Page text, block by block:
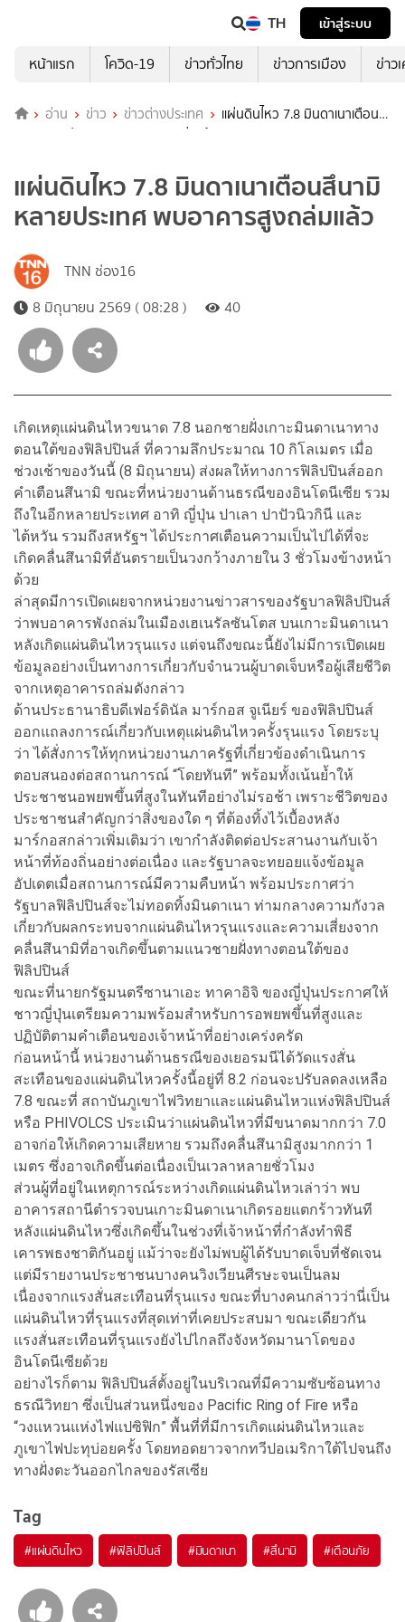
TH
เข้าสู่ระบบ
หน้าแรก
โควิด-19 ข่าวทั่วไทย ข่าวการเมือง ข่าว
อ่าน ข่าว ข่าวต่างประเทศ
แผ่นดินไหว 7.8 มินดาเนาเตือนสึ
นามิหลายประเทศ พบอาคารสูงถล่มแล้ว
แผ่นดินไหว 7.8 มินดาเนาเตือนสึนามิ
หลายประเทศ พบอาคารสูงถล่มแล้ว
TNN ช่อง16
8 มิถุนายน 2569 ( 08:28 )
40
เกิดเหตุแผ่นดินไหวขนาด 7.8 นอกชายฝั่งเกาะมินดาเนาทาง
ตอนใต้ของฟิลิปปินส์ ที่ความลึกประมาณ 10 กิโลเมตร เมื่อ
ช่วงเช้าของวันนี้ (8 มิถุนายน) ส่งผลให้ทางการฟิลิปปินส์ออก
คำเตือนสึนามิ ขณะที่หน่วยงานด้านธรณีของอินโดนีเซีย รวม
ถึงในอีกหลายประเทศ อาทิ ญี่ปุ่น ปาเลา ปาปัวนิวกินี และ
ไต้หวัน รวมถึงสหรัฐฯ ได้ประกาศเตือนความเป็นไปได้ที่จะ
เกิดคลื่นสึนามิที่อันตรายเป็นวงกว้างภายใน 3 ชั่วโมงข้างหน้า
ด้วย
ล่าสุดมีการเปิดเผยจากหน่วยงานข่าวสารของรัฐบาลฟิลิปปินส์
ว่าพบอาคารพังถล่มในเมืองเฮเนรัลซันโตส บนเกาะมินดาเนา
หลังเกิดแผ่นดินไหวรุนแรง แต่จนถึงขณะนี้ยังไม่มีการเปิดเผย
ข้อมูลอย่างเป็นทางการเกี่ยวกับจำนวนผู้บาดเจ็บหรือผู้เสียชีวิต
จากเหตุอาคารถล่มดังกล่าว
ด้านประธานาธิบดีเฟอร์ดินัล มาร์กอส จูเนียร์ ของฟิลิปปินส์
ออกแถลงการณ์เกี่ยวกับเหตุแผ่นดินไหวครั้งรุนแรง โดยระบุ
ว่า ได้สั่งการให้ทุกหน่วยงานภาครัฐที่เกี่ยวข้องดำเนินการ
ตอบสนองต่อสถานการณ์ “โดยทันที” พร้อมทั้งเน้นย้ำให้
ประชาชนอพยพขึ้นที่สูงในทันทีอย่างไม่รอช้า เพราะชีวิตของ
ประชาชนสำคัญกว่าสิ่งของใด ๆ ที่ต้องทิ้งไว้เบื้องหลัง
มาร์กอสกล่าวเพิ่มเติมว่า เขากำลังติดต่อประสานงานกับเจ้า
หน้าที่ท้องถิ่นอย่างต่อเนื่อง และรัฐบาลจะทยอยแจ้งข้อมูล
อัปเดตเมื่อสถานการณ์มีความคืบหน้า พร้อมประกาศว่า
รัฐบาลฟิลิปปินส์จะไม่ทอดทิ้งมินดาเนา ท่ามกลางความกังวล
เกี่ยวกับผลกระทบจากแผ่นดินไหวรุนแรงและความเสี่ยงจาก
คลื่นสึนามิที่อาจเกิดขึ้นตามแนวชายฝั่งทางตอนใต้ของ
ฟิลิปปินส์
ขณะที่นายกรัฐมนตรีซานาเอะ ทาคาอิจิ ของญี่ปุ่นประกาศให้
ชาวญี่ปุ่นเตรียมความพร้อมสำหรับการอพยพขึ้นที่สูงและ
ปฏิบัติตามคำเตือนของเจ้าหน้าที่อย่างเคร่งครัด
ก่อนหน้านี้ หน่วยงานด้านธรณีของเยอรมนีได้วัดแรงสั่น
สะเทือนของแผ่นดินไหวครั้งนี้อยู่ที่ 8.2 ก่อนจะปรับลดลงเหลือ
7.8 ขณะที่ สถาบันภูเขาไฟวิทยาและแผ่นดินไหวแห่งฟิลิปปินส์
หรือ PHIVOLCS ประเมินว่าแผ่นดินไหวที่มีขนาดมากกว่า 7.0
อาจก่อให้เกิดความเสียหาย รวมถึงคลื่นสึนามิสูงมากกว่า 1
เมตร ซึ่งอาจเกิดขึ้นต่อเนื่องเป็นเวลาหลายชั่วโมง
ส่วนผู้ที่อยู่ในเหตุการณ์ระหว่างเกิดแผ่นดินไหวเล่าว่า พบ
อาคารสถานีตำรวจบนเกาะมินดาเนาเกิดรอยแตกร้าวทันที
หลังแผ่นดินไหวซึ่งเกิดขึ้นในช่วงที่เจ้าหน้าที่กำลังทำพิธี
เคารพธงชาติกันอยู่ แม้ว่าจะยังไม่พบผู้ได้รับบาดเจ็บที่ชัดเจน
แต่มีรายงานประชาชนบางคนวิงเวียนศีรษะจนเป็นลม
เนื่องจากแรงสั่นสะเทือนที่รุนแรง ขณะที่บางคนกล่าวว่านี่เป็น
แผ่นดินไหวที่รุนแรงที่สุดเท่าที่เคยประสบมา ขณะเดียวกัน
แรงสั่นสะเทือนที่รุนแรงยังไปไกลถึงจังหวัดมานาโดของ
อินโดนีเซียด้วย
อย่างไรก็ตาม ฟิลิปปินส์ตั้งอยู่ในบริเวณที่มีความซับซ้อนทาง
ธรณีวิทยา ซึ่งเป็นส่วนหนึ่งของ Pacific Ring of Fire หรือ
“วงแหวนแห่งไฟแปซิฟิก” พื้นที่ที่มีการเกิดแผ่นดินไหวและ
ภูเขาไฟปะทุบ่อยครั้ง โดยทอดยาวจากทวีปอเมริกาใต้ไปจนถึง
ทางฝั่งตะวันออกไกลของรัสเซีย
Tag
#แผ่นดินไหว #ฟิลิปปินส์ #มินดาเนา #สึนามิ #เตือนภัย